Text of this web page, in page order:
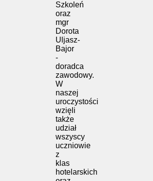
Szkoleń
oraz
mgr
Dorota
Uljasz-
Bajor
-
doradca
zawodowy.
W
naszej
uroczystości
wzięli
także
udział
wszyscy
uczniowie
z
klas
hotelarskich